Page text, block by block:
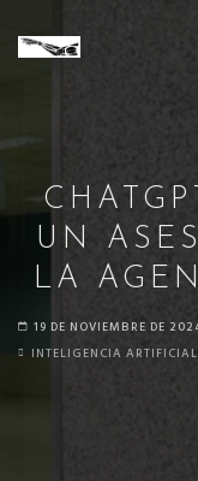
UN
LA
19 DE NOVIEMBRE DE
INTELIGENCIA ARTIFICIAL